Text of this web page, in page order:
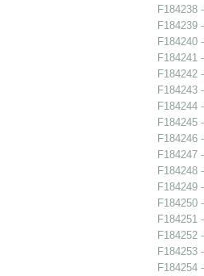
F184238
F184239
F184240
F184241
F184242
F184243
F184244
F184245
F184246
F184247
F184248
F184249
F184250
F184251
F184252
F184253
F184254